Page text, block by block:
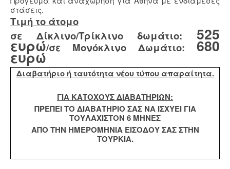
στάσεις.
Τιμή το άτομο
σε Δίκλινο/Τρίκλινο δωμάτιο: 525
ευρώ/σε Μονόκλινο Δωμάτιο: 680
ευρώ
Διαβατήριο ή ταυτότητα νέου τύπου απαραίτητα.
ΓΙΑ ΚΑΤΟΧΟΥΣ ΔΙΑΒΑΤΗΡΙΩΝ:
ΠΡΕΠΕΙ ΤΟ ΔΙΑΒΑΤΗΡΙΟ ΣΑΣ ΝΑ ΙΣΧΥΕΙ ΓΙΑ
ΤΟΥΛΑΧΙΣΤΟΝ 6 ΜΗΝΕΣ
ΑΠΟ ΤΗΝ ΗΜΕΡΟΜΗΝΙΑ ΕΙΣΟΔΟΥ ΣΑΣ ΣΤΗΝ
ΤΟΥΡΚΙΑ.